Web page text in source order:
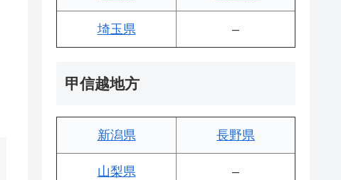
埼玉県 –
甲信越地方
新潟県 長野県
山梨県 –